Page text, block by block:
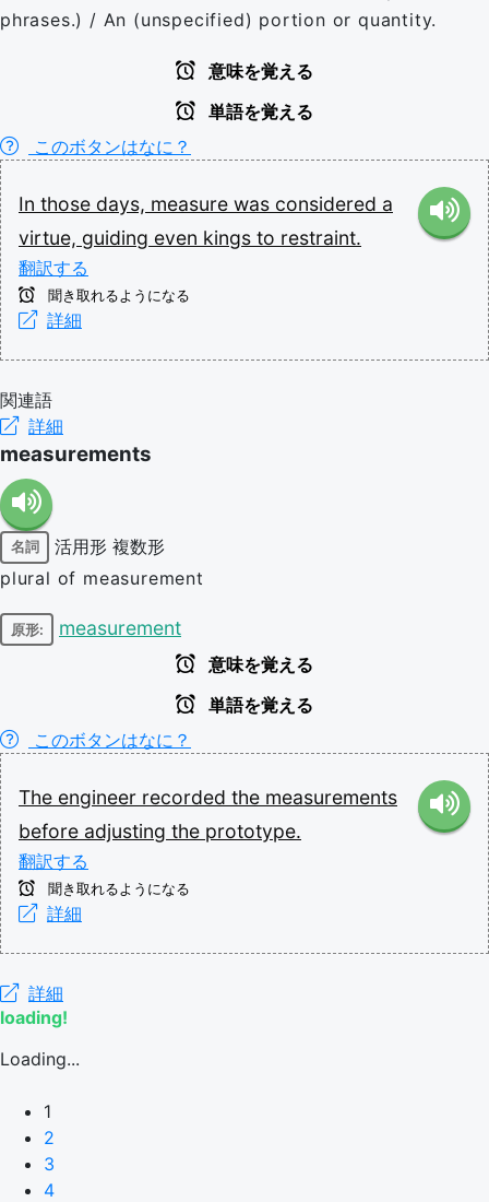
phrases.) / An (unspecified) portion or quantity.
意味を覚える
単語を覚える
このボタンはなに？
In those days, measure was considered a
virtue, guiding even kings to restraint.
翻訳する
聞き取れるようになる
詳細
関連語
詳細
measurements
名詞 活用形 複数形
plural of measurement
原形: measurement
意味を覚える
単語を覚える
このボタンはなに？
The engineer recorded the measurements
before adjusting the prototype.
翻訳する
聞き取れるようになる
詳細
詳細
loading!
Loading...
1
2
3
4